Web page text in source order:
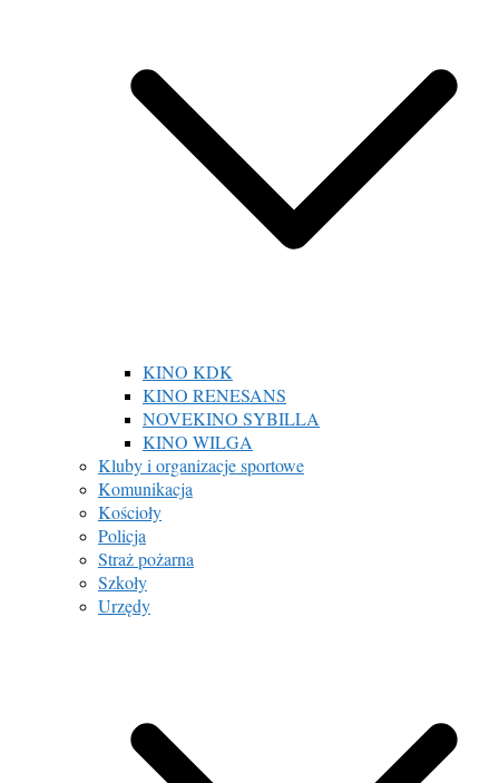
KINO KDK
KINO RENESANS
NOVEKINO SYBILLA
KINO WILGA
Kluby i organizacje sportowe
Komunikacja
Kościoły
Policja
Straż pożarna
Szkoły
Urzędy